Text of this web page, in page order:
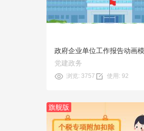
使用
政府企业单位工作报告动画
党建政务
浏览: 3757 使用: 92
旗舰版